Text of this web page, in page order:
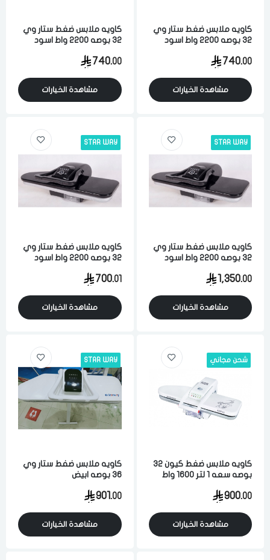
كاويه ملابس ضغط ستار وي
32 بوصه 2200 واط اسود
740.00
مشاهدة الخيارات
كاويه ملابس ضغط ستار وي
32 بوصه 2200 واط اسود
740.00
مشاهدة الخيارات
STAR WAY
كاويه ملابس ضغط ستار وي
32 بوصه 2200 واط اسود
1,350.00
مشاهدة الخيارات
STAR WAY
كاويه ملابس ضغط ستار وي
32 بوصه 2200 واط اسود
700.01
مشاهدة الخيارات
شحن مجاني
كاويه ملابس ضغط كيون 32
بوصه سعه 1 لتر 1600 واط
900.00
مشاهدة الخيارات
STAR WAY
كاويه ملابس ضفط ستار وي
36 بوصه ابيض
901.00
مشاهدة الخيارات